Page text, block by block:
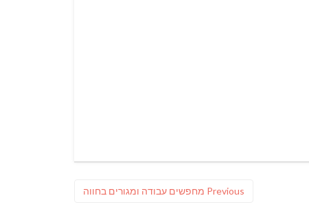
Previous
Previous
מחפשים עבודה ומגורים בחווה